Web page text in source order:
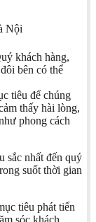
Nội
khách hàng,
bên có thể
tiêu để chúng
thấy hài lòng,
phong cách
sắc nhất đến quý
suốt thời gian
tiêu phát tiển